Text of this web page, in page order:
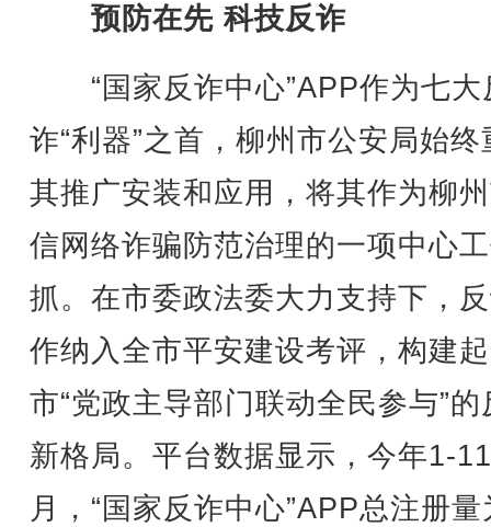
预防在先 科技反诈
“国家反诈中心”APP作为七大
诈“利器”之首，柳州市公安局始终
其推广安装和应用，将其作为柳
信网络诈骗防范治理的一项中心
抓。在市委政法委大力支持下，
作纳入全市平安建设考评，构建
市“党政主导部门联动全民参与”的
新格局。平台数据显示，今年1-11
月，“国家反诈中心”APP总注册量